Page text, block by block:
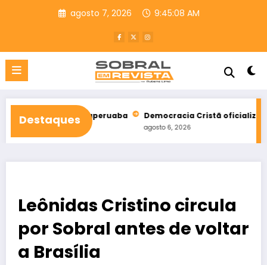
agosto 7, 2026 9:45:10 AM
Destaques
Taperuaba Democracia Cristã oficializa apoio a Ciro
agosto 6, 2026
Leônidas Cristino circula
por Sobral antes de voltar
a Brasília